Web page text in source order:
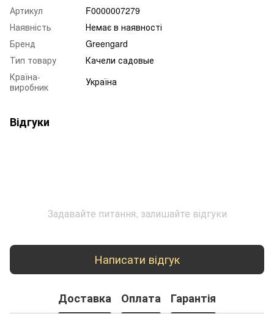
Артикул
F0000007279
Наявність
Немає в наявності
Бренд
Greengard
Тип товару
Качели садовые
Країна-
виробник
Україна
Відгуки
Задавайте питання, залишайте відгуки
Написати відгук
Доставка Оплата Гарантія